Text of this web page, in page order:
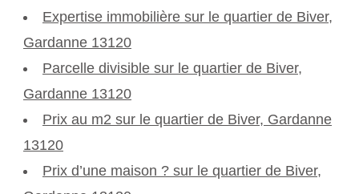
Expertise immobilière sur le quartier de Biver,
Gardanne 13120
Parcelle divisible sur le quartier de Biver,
Gardanne 13120
Prix au m2 sur le quartier de Biver, Gardanne
13120
Prix d’une maison ? sur le quartier de Biver,